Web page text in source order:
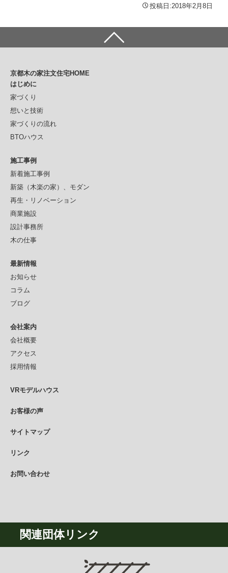
投稿日:2018年2月8日
京都木の家注文住宅HOME
はじめに
家づくり
想いと技術
家づくりの流れ
BTOハウス
施工事例
新着施工事例
新築（木楽の家）、モダン
再生・リノベーション
商業施設
設計事務所
木の仕事
最新情報
お知らせ
コラム
ブログ
会社案内
会社概要
アクセス
採用情報
VRモデルハウス
お客様の声
サイトマップ
リンク
お問い合わせ
関連団体リンク